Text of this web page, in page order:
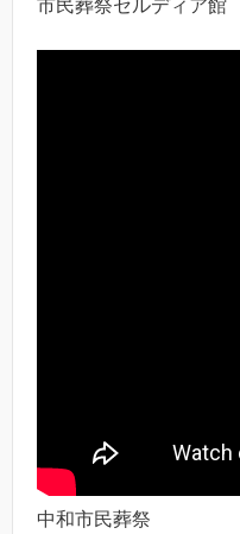
市民葬祭セルディア館
中和市民葬祭